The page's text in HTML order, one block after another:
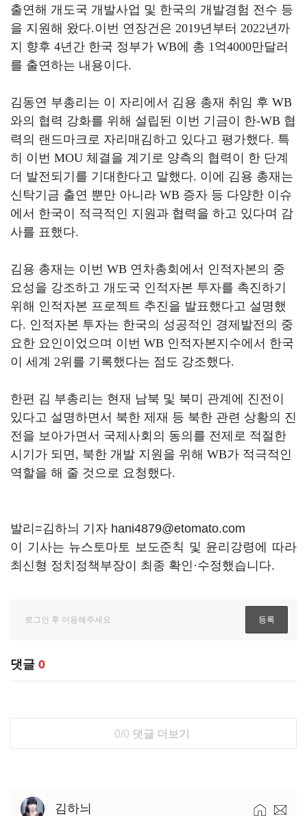
출연해 개도국 개발사업 및 한국의 개발경험 전수 등
을 지원해 왔다.이번 연장건은 2019년부터 2022년까
지 향후 4년간 한국 정부가 WB에 총 1억4000만달러
를 출연하는 내용이다.
김동연 부총리는 이 자리에서 김용 총재 취임 후 WB
와의 협력 강화를 위해 설립된 이번 기금이 한-WB 협
력의 랜드마크로 자리매김하고 있다고 평가했다. 특
히 이번 MOU 체결을 계기로 양측의 협력이 한 단계
더 발전되기를 기대한다고 말했다. 이에 김용 총재는
신탁기금 출연 뿐만 아니라 WB 증자 등 다양한 이슈
에서 한국이 적극적인 지원과 협력을 하고 있다며 감
사를 표했다.
김용 총재는 이번 WB 연차총회에서 인적자본의 중
요성을 강조하고 개도국 인적자본 투자를 촉진하기
위해 인적자본 프로젝트 추진을 발표했다고 설명했
다. 인적자본 투자는 한국의 성공적인 경제발전의 중
요한 요인이었으며 이번 WB 인적자본지수에서 한국
이 세계 2위를 기록했다는 점도 강조했다.
한편 김 부총리는 현재 남북 및 북미 관계에 진전이
있다고 설명하면서 북한 제재 등 북한 관련 상황의 진
전을 보아가면서 국제사회의 동의를 전제로 적절한
시기가 되면, 북한 개발 지원을 위해 WB가 적극적인
역할을 해 줄 것으로 요청했다.
발리=김하늬 기자 hani4879@etomato.com
이 기사는 뉴스토마토 보도준칙 및 윤리강령에 따라
최신형 정치정책부장이 최종 확인·수정했습니다.
댓글 0
0/0 댓글 더보기
김하늬